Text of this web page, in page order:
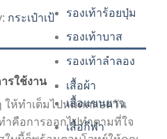
รองเท้าร้อยปุ่ม
รองเท้าบาส
รองเท้าลำลอง
เสื้อผ้า
เสื้อแขนยาว
เสื้อกีฬา
กระเป๋าเป้
รใช้งาน
ให้ทำเต็มไปหมดตลอดวัน
ำคือการออกไปทำตามที่ใจ